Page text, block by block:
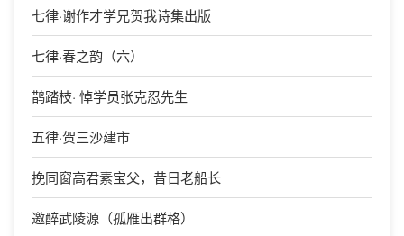
七律·谢作才学兄贺我诗集出版
七律·春之韵（六）
鹊踏枝· 悼学员张克忍先生
五律·贺三沙建市
挽同窗高君素宝父，昔日老船长
邀醉武陵源（孤雁出群格）